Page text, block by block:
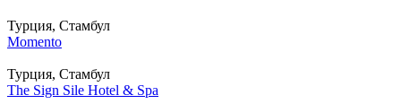
Турция, Стамбул
Momento
Турция, Стамбул
The Sign Sile Hotel & Spa